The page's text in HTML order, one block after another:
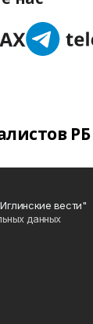
РБ
вести"
данных